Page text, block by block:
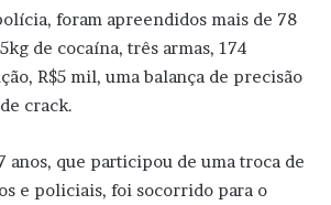
foram apreendidos mais de 78
de cocaína, três armas, 174
R$5 mil, uma balança de precisão
crack.
anos, que participou de uma troca de
e policiais, foi socorrido para o